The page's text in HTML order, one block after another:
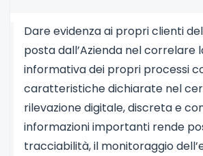
Dare evidenza ai propri clienti
posta dall’Azienda nel correlare
informativa dei propri processi
caratteristiche dichiarate nel
rilevazione digitale, discreta e
informazioni importanti rende
tracciabilità, il monitoraggio